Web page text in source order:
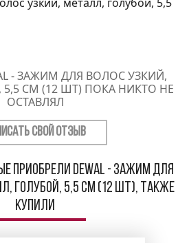
- ЗАЖИМ ДЛЯ ВОЛОС УЗКИЙ,
СМ (12 ШТ) ПОКА НИКТО НЕ
ОСТАВЛЯЛ
СВОЙ ОТЗЫВ
приобрели Dewal - Зажим для
голубой, 5,5 см (12 шт), также
купили